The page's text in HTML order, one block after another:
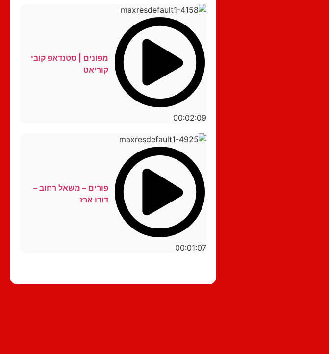
00:02:09
מפונים | סטנדאפ קובי
קוריאט
00:01:07
פורים – משאל רחוב –
דודו ארז